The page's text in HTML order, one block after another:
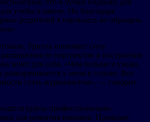
что я лучше подхожу для
учебы в школе. Но благодаря
родителей я научилась не обращать
Уриэль понимает силу
ее перспектив и построения
хочет для себя. «Чем больше я узнаю,
разворачивается у меня в голове. Вот
стать журналистом», — говорит
курсы профессионально-
для развития навыков. Прошлые